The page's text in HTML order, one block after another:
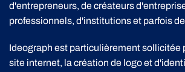
d'entrepreneurs, de créateurs
professionnels, d'institutions et parfois
Ideograph est particulièrement sollicitée
site internet, la création de logo et